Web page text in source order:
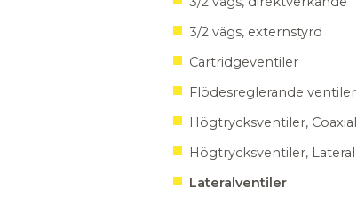
3/2 vägs, externstyrd
Cartridgeventiler
Flödesreglerande ventiler
Högtrycksventiler, Coaxial
Högtrycksventiler, Lateral
Lateralventiler